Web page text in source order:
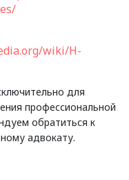
wiki/H-
для
профессиональной
обратиться к
адвокату.